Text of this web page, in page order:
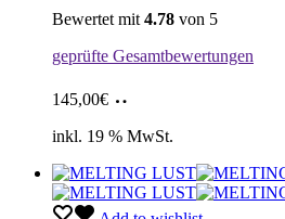
Bewertet mit 4.78 von 5
geprüfte Gesamtbewertungen
145,00€
Warenkorb
inkl. 19 % MwSt.